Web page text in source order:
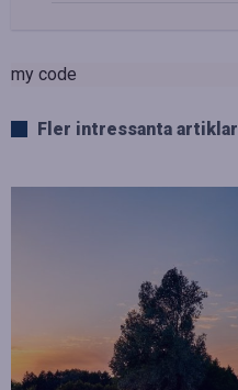
my code
Fler intressanta artiklar